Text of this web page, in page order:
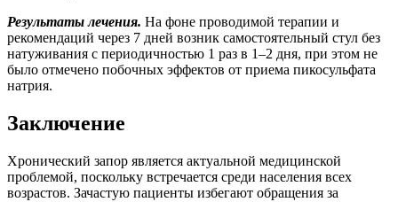
Результаты лечения. На фоне проводимой терапии и
рекомендаций через 7 дней возник самостоятельный стул без
натуживания с периодичностью 1 раз в 1–2 дня, при этом не
было отмечено побочных эффектов от приема пикосульфата
натрия.
Заключение
Хронический запор является актуальной медицинской
проблемой, поскольку встречается среди населения всех
возрастов. Зачастую пациенты избегают обращения за